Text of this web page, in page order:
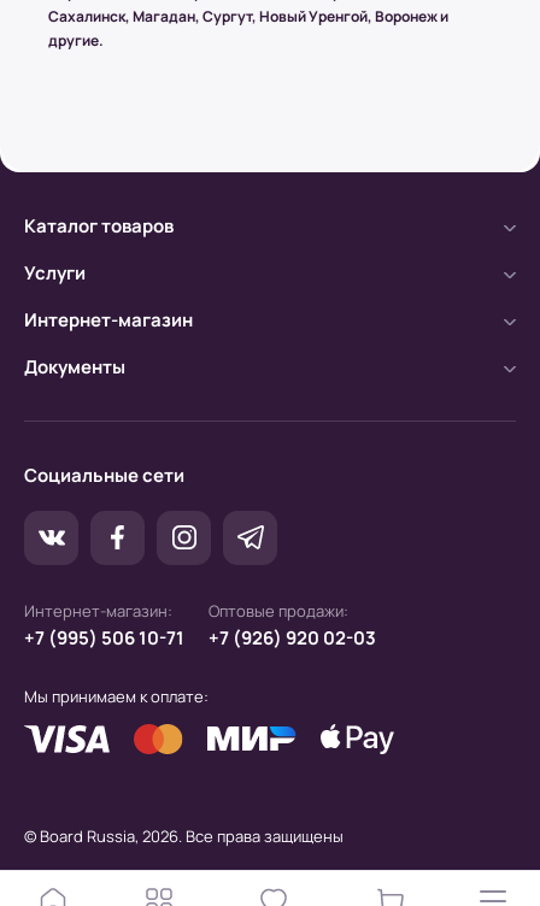
Наличный расчет
версии чека)
Безналичный расчет
а) Оплата производится с помощью мобильного
банка.
б) Оплата производится по расчетному счету.
Сахалинск, Магадан, Сургут, Новый Уренгой, Воронеж и
другие.
Каталог товаров
Услуги
Интернет-магазин
Документы
Социальные сети
Интернет-магазин:
+7 (995) 506 10-71
Оптовые продажи:
+7 (926) 920 02-03
Мы принимаем к оплате:
© Board Russia, 2026. Все права защищены